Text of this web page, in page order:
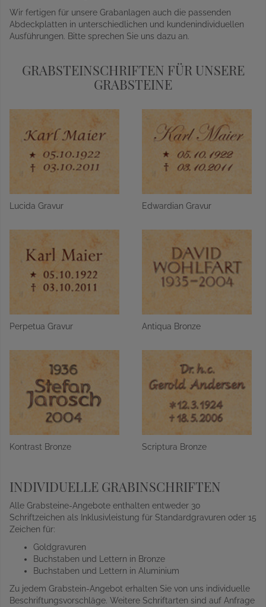
Wir fertigen für unsere Grabanlagen auch die passenden
Abdeckplatten in unterschiedlichen und kundenindividuellen
Ausführungen. Bitte sprechen Sie uns dazu an.
GRABSTEINSCHRIFTEN FÜR UNSERE
GRABSTEINE
Lucida Gravur Edwardian Gravur
Perpetua Gravur Antiqua Bronze
Kontrast Bronze Scriptura Bronze
INDIVIDUELLE GRABINSCHRIFTEN
Alle Grabsteine-Angebote enthalten entweder 30
Schriftzeichen als Inklusivleistung für Standardgravuren oder 15
Zeichen für:
Goldgravuren
Buchstaben und Lettern in Bronze
Buchstaben und Lettern in Aluminium
Zu jedem Grabstein-Angebot erhalten Sie von uns individuelle
Beschriftungsvorschläge. Weitere Schriftarten sind auf Anfrage